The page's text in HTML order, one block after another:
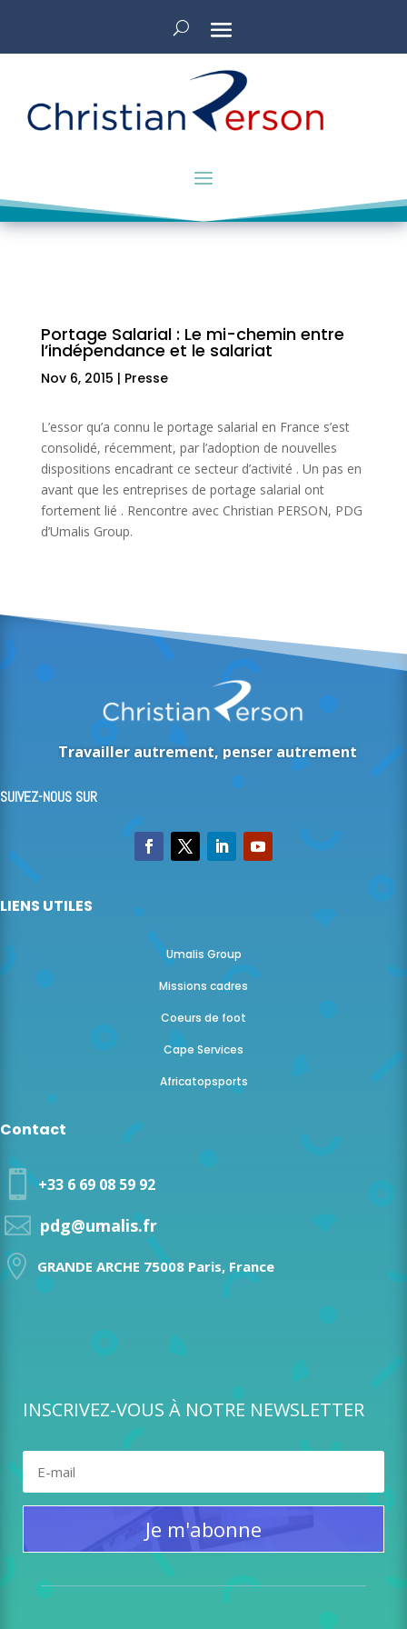
Portage Salarial : Le mi-chemin entre
l’indépendance et le salariat
Nov 6, 2015 | Presse
L’essor qu’a connu le portage salarial en France s’est
consolidé, récemment, par l’adoption de nouvelles
dispositions encadrant ce secteur d’activité . Un pas en
avant que les entreprises de portage salarial ont
fortement lié . Rencontre avec Christian PERSON, PDG
d’Umalis Group.
Travailler autrement, penser autrement
SUIVEZ-NOUS SUR
LIENS UTILES
Umalis Group
Missions cadres
Coeurs de foot
Cape Services
Africatopsports
Contact
 +33 6 69 08 59 92
 pdg@umalis.fr
 GRANDE ARCHE 75008 Paris, France
INSCRIVEZ-VOUS À NOTRE NEWSLETTER
Je m'abonne